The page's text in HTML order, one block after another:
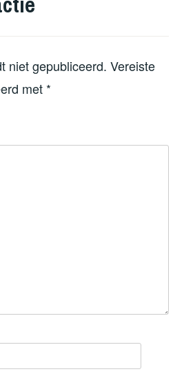
niet gepubliceerd. Vereiste
met *